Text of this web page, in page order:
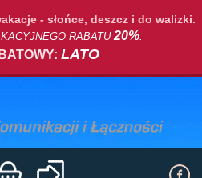
- słońce, deszcz i do walizki.
RABATU20%.
LATO